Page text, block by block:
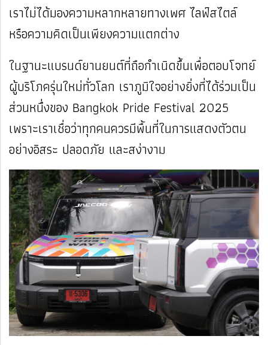
เราไม่ได้มองความหลากหลายทางเพศ ไลฟ์สไตล์
หรือความคิดเป็นเพียงความแตกต่าง
ในฐานะแบรนด์ยานยนต์ที่ถือกำเนิดขึ้นเพื่อตอบโจทย์
ผู้บริโภครุ่นใหม่ทั่วโลก เราภูมิใจอย่างยิ่งที่ได้ร่วมเป็น
ส่วนหนึ่งของ Bangkok Pride Festival 2025
เพราะเราเชื่อว่าทุกคนควรมีพื้นที่ในการแสดงตัวตน
อย่างอิสระ ปลอดภัย และสง่างาม